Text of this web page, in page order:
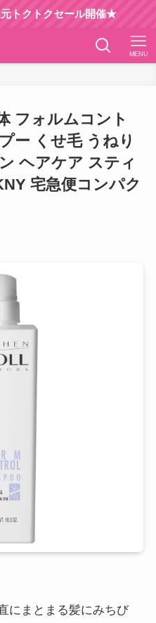
トクセール開催★
MENU
フォルムコント
ー くせ毛 うねり
ヘアケア スティ
宅急便コンパク
にまとまる髪にみちび